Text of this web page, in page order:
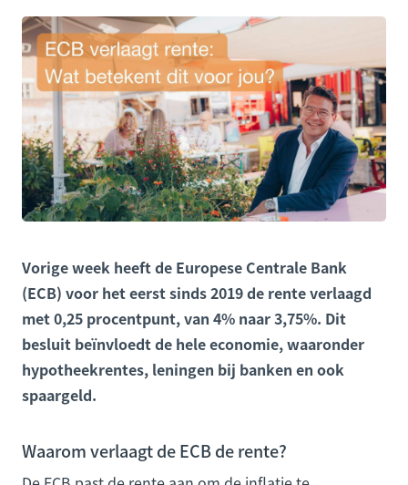
Vorige week heeft de Europese Centrale Bank
(ECB) voor het eerst sinds 2019 de rente verlaagd
met 0,25 procentpunt, van 4% naar 3,75%. Dit
besluit beïnvloedt de hele economie, waaronder
hypotheekrentes, leningen bij banken en ook
spaargeld.
Waarom verlaagt de ECB de rente?